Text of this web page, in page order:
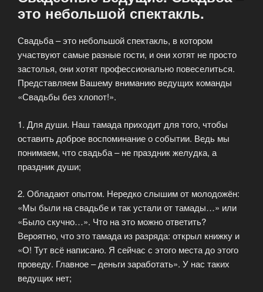
это небольшой спектакль.
Свадьба – это небольшой спектакль, в котором
участвуют самые разные гости, и они хотят не просто
застолья, они хотят профессионально повеселиться.
Представляем Вашему вниманию ведущих команды
«Свадьбы без хлопот!».
1. Для души. Наш тамада приходит для того, чтобы
оставить доброе воспоминание о событии. Ведь мы
понимаем, что свадьба – не праздник желудка, а
праздник души;
2. Обладают опытом. Нередко слышим от молодожён:
«Мы были на свадьбе и так устали от тамады…» или
«Было скучно…». Что на это можно ответить?
Вероятно, что это тамада из разряда: открыл книжку и
«О! Тут всё написано. Я сейчас с этого места до этого
проведу. Главное – деньги заработать». У нас таких
ведущих нет;